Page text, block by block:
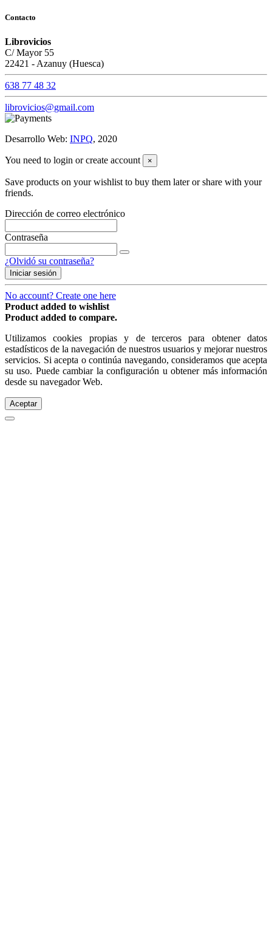
Contacto
Librovicios
C/ Mayor 55
22421 - Azanuy (Huesca)
638 77 48 32
librovicios@gmail.com
Desarrollo Web: INPQ, 2020
You need to login or create account ×
Save products on your wishlist to buy them later or share with your
friends.
Dirección de correo electrónico
Contraseña
¿Olvidó su contraseña?
Iniciar sesión
No account? Create one here
Product added to wishlist
Product added to compare.
Utilizamos cookies propias y de terceros para obtener datos
estadísticos de la navegación de nuestros usuarios y mejorar nuestros
servicios. Si acepta o continúa navegando, consideramos que acepta
su uso. Puede cambiar la configuración u obtener más información
desde su navegador Web.
Aceptar